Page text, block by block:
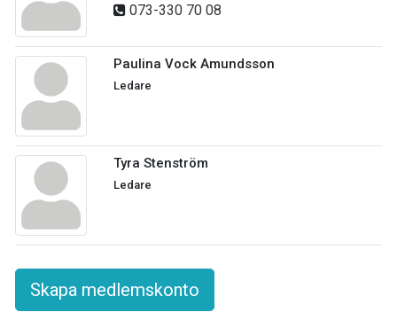
073-330 70 08
Paulina Vock Amundsson
Ledare
Tyra Stenström
Ledare
Skapa medlemskonto